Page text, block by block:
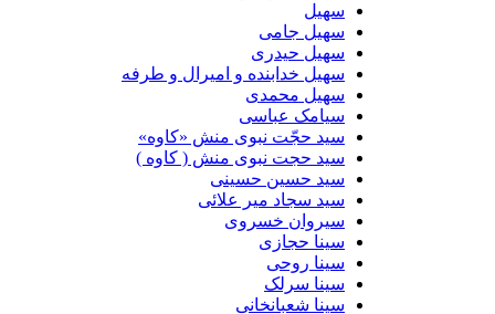
سهیل جامی
سهیل حیدری
سهیل خدابنده و امیرال و طرفه
سهیل محمدی
سیامک عباسی
سید حجّت نبوی منش «کاوه»
سید حجت نبوی منش ( کاوه )
سید حسین حسینى
سید سجاد میر علائی
سیروان خسروی
سینا حجازی
سینا روحی
سینا سرلک
سینا شعبانخانی